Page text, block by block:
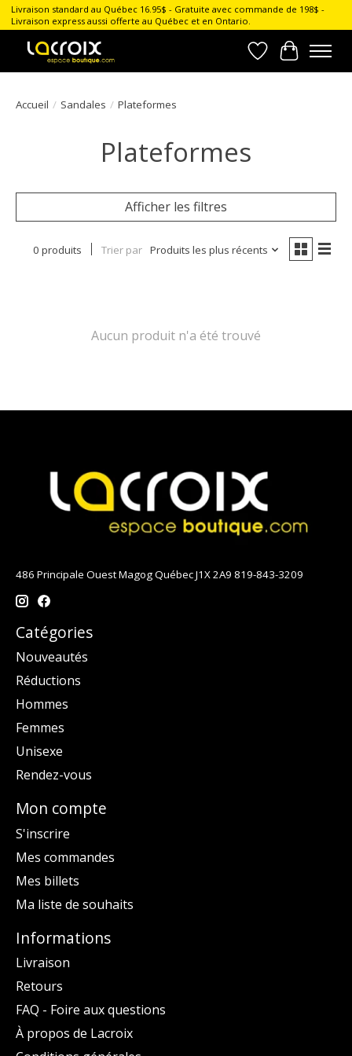
Livraison standard au Québec 16.95$ - Gratuite avec commande de 198$ -
Livraison express aussi offerte au Québec et en Ontario.
Liste dePanier
Accueil / Sandales / Plateformes
Plateformes
Afficher les filtres
0 produits Trier par Produits les plus récents
Aucun produit n'a été trouvé
486 Principale Ouest Magog Québec J1X 2A9 819-843-3209
Catégories
Nouveautés
Réductions
Hommes
Femmes
Unisexe
Rendez-vous
Mon compte
S'inscrire
Mes commandes
Mes billets
Ma liste de souhaits
Informations
Livraison
Retours
FAQ - Foire aux questions
À propos de Lacroix